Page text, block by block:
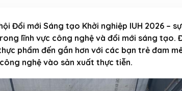
Đổi mới Sáng tạo Khởi nghiệp IUH 2026 –
lĩnh vực công nghệ và đổi mới sáng tạo.
phẩm đến gần hơn với các bạn trẻ đam
nghệ vào sản xuất thực tiễn.
Triển lãm Dấu ấn Thương
VinaOrganic,